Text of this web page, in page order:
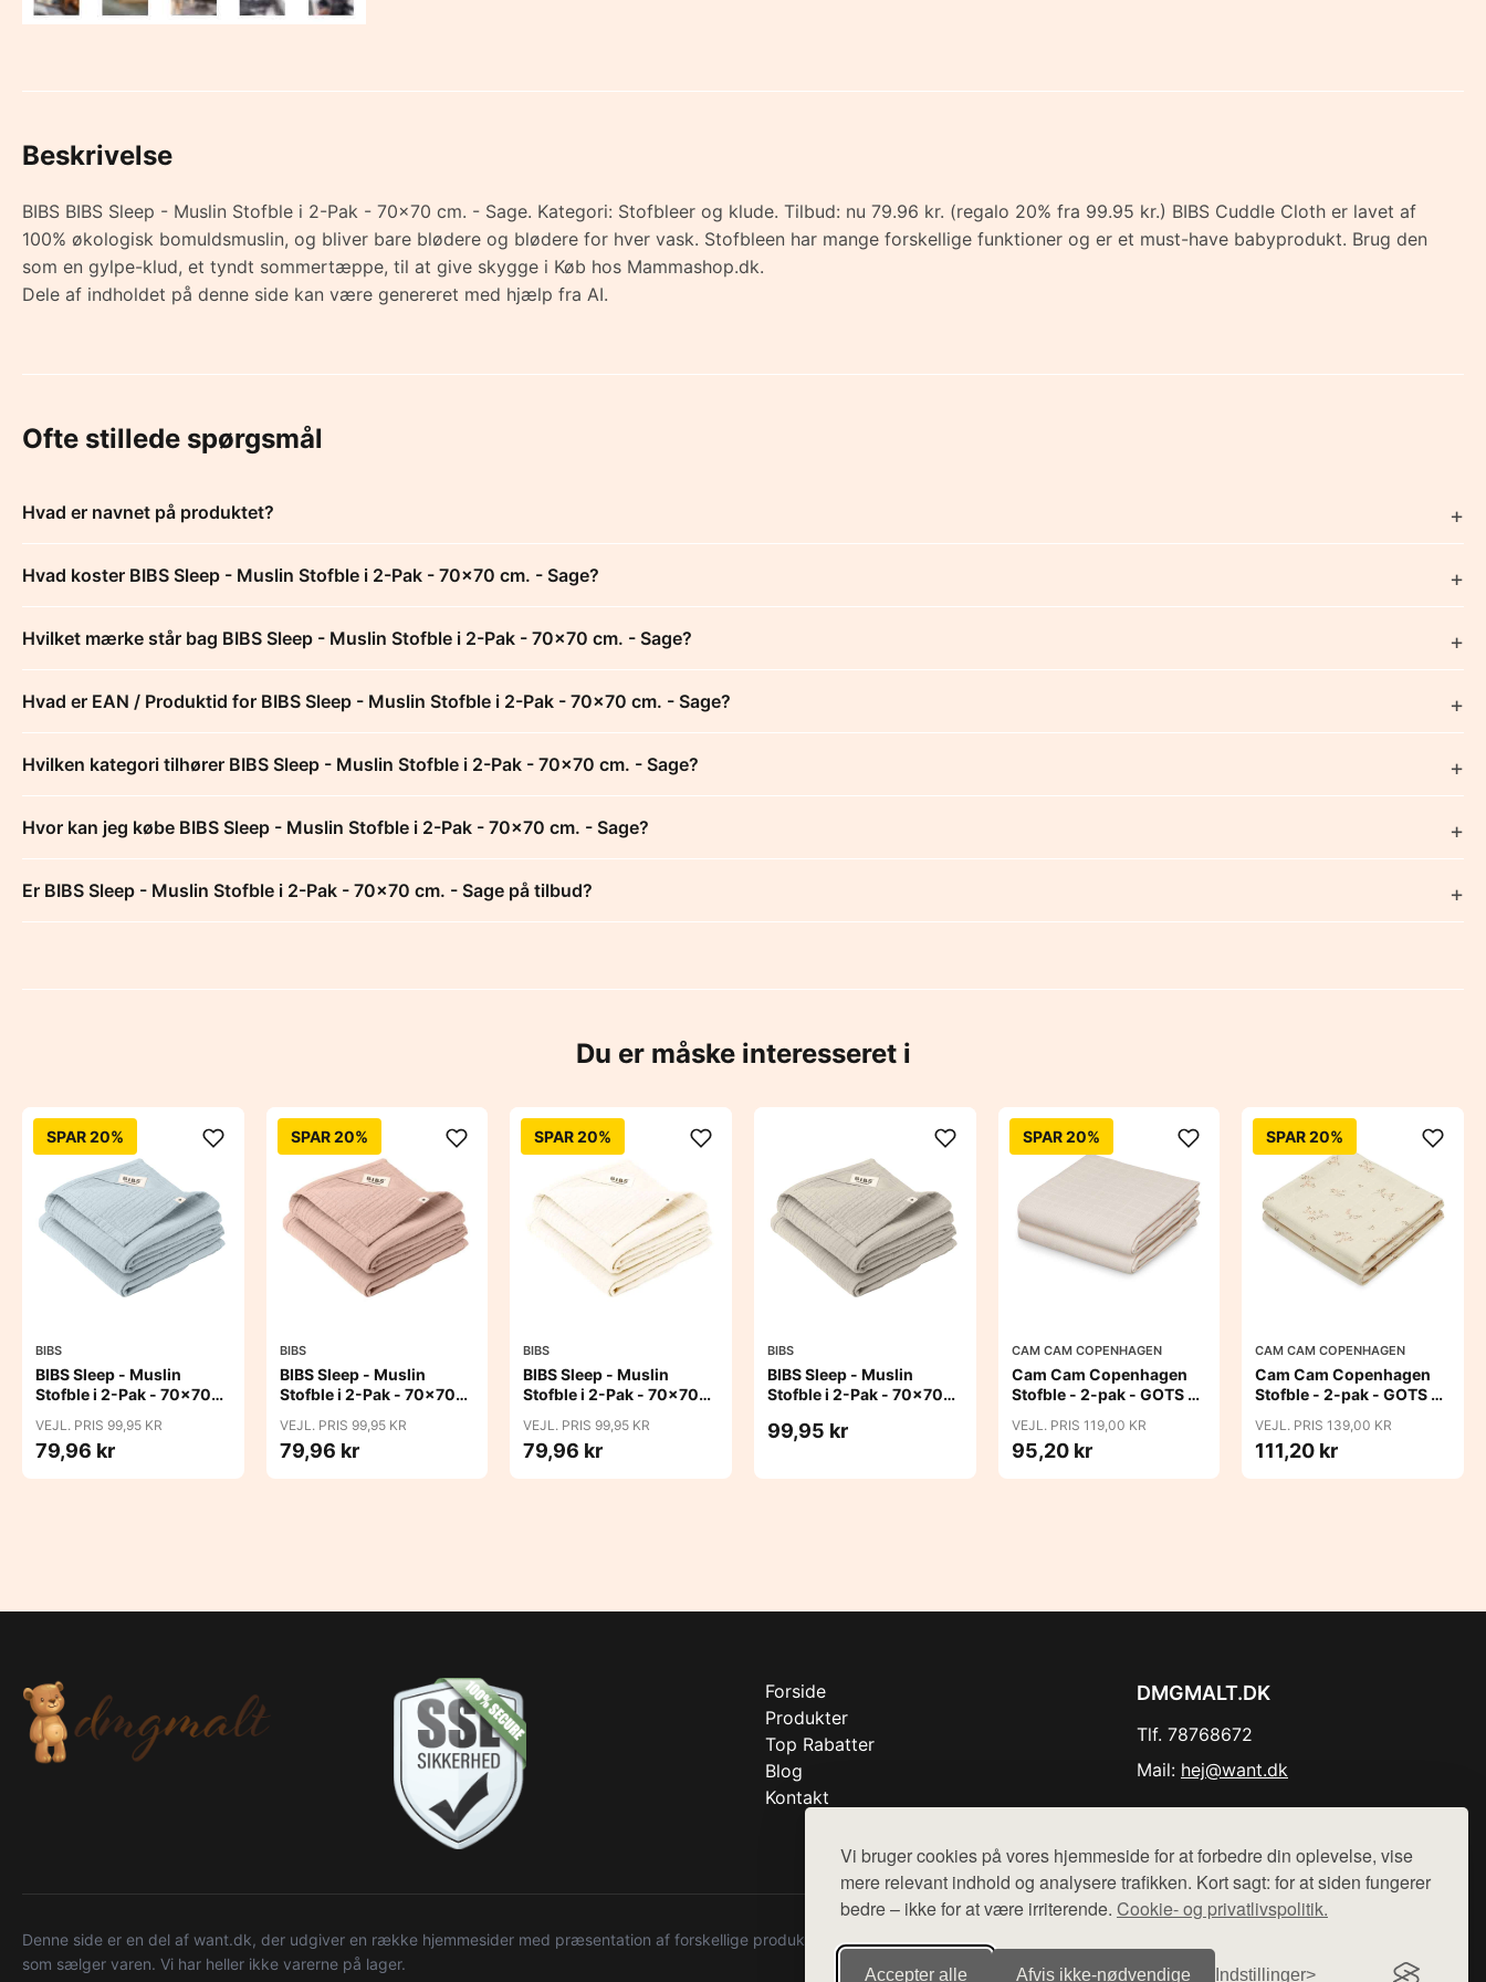
Vi bruger cookies på vores hjemmeside for at forbedre din oplevelse, vise
mere relevant indhold og analysere trafikken. Kort sagt: for at siden fungerer
bedre – ikke for at være irriterende. Cookie- og privatlivspolitik.
Accepter alle Afvis ikke‑nødvendige Indstillinger
Beskrivelse
BIBS BIBS Sleep - Muslin Stofble i 2-Pak - 70x70 cm. - Sage. Kategori: Stofbleer og klude. Tilbud: nu 79.96 kr. (regalo 20% fra 99.95 kr.) BIBS Cuddle Cloth er lavet af
100% økologisk bomuldsmuslin, og bliver bare blødere og blødere for hver vask. Stofbleen har mange forskellige funktioner og er et must-have babyprodukt. Brug den
som en gylpe-klud, et tyndt sommertæppe, til at give skygge i Køb hos Mammashop.dk.
Dele af indholdet på denne side kan være genereret med hjælp fra AI.
Ofte stillede spørgsmål
Hvad er navnet på produktet?
Hvad koster BIBS Sleep - Muslin Stofble i 2-Pak - 70x70 cm. - Sage?
Hvilket mærke står bag BIBS Sleep - Muslin Stofble i 2-Pak - 70x70 cm. - Sage?
Hvad er EAN / Produktid for BIBS Sleep - Muslin Stofble i 2-Pak - 70x70 cm. - Sage?
Hvilken kategori tilhører BIBS Sleep - Muslin Stofble i 2-Pak - 70x70 cm. - Sage?
Hvor kan jeg købe BIBS Sleep - Muslin Stofble i 2-Pak - 70x70 cm. - Sage?
Er BIBS Sleep - Muslin Stofble i 2-Pak - 70x70 cm. - Sage på tilbud?
Du er måske interesseret i
SPAR 20%
BIBS
BIBS Sleep - Muslin
Stofble i 2-Pak - 70x70
VEJL. PRIS 99,95 KR
79,96 kr
SPAR 20%
BIBS
BIBS Sleep - Muslin
Stofble i 2-Pak - 70x70
VEJL. PRIS 99,95 KR
79,96 kr
SPAR 20%
BIBS
BIBS Sleep - Muslin
Stofble i 2-Pak - 70x70
VEJL. PRIS 99,95 KR
79,96 kr
BIBS
BIBS Sleep - Muslin
Stofble i 2-Pak - 70x70
99,95 kr
SPAR 20%
CAM CAM COPENHAGEN
Cam Cam Copenhagen
Stofble - 2-pak - GOTS -
VEJL. PRIS 119,00 KR
95,20 kr
SPAR 20%
CAM CAM COPENHAGEN
Cam Cam Copenhagen
Stofble - 2-pak - GOTS -
VEJL. PRIS 139,00 KR
111,20 kr
Forside
Produkter
Top Rabatter
Blog
Kontakt
DMGMALT.DK
Tlf. 78768672
Mail: hej@want.dk
Denne side er en del af want.dk, der udgiver en række hjemmesider med præsentation af forskellige produkter fra diverse webshops. Der sælges ikke varer fra denne side - vi henviser til de shops,
som sælger varen. Vi har heller ikke varerne på lager.